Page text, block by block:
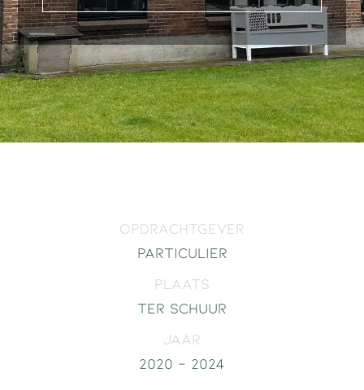
Opdrachtgever
Particulier
Plaats
Ter Schuur
Jaar
2020 - 2024